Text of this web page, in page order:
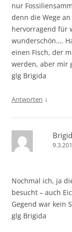
nur
denn die Wege
hervorragend für
wunderschön….
einen Fisch, der
werden, aber mir
glg Brigida
Antworten ↓
Nochmal ich, ja
besucht – auch
Gegend war kein
glg Brigida